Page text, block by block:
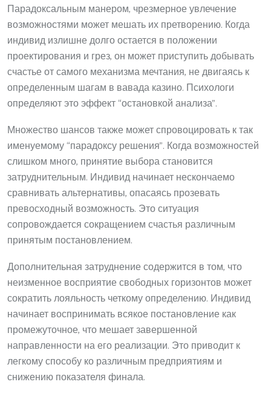
Парадоксальным манером, чрезмерное увлечение
возможностями может мешать их претворению. Когда
индивид излишне долго остается в положении
проектирования и грез, он может приступить добывать
счастье от самого механизма мечтания, не двигаясь к
определенным шагам в вавада казино. Психологи
определяют это эффект “остановкой анализа”.
Множество шансов также может спровоцировать к так
именуемому “парадоксу решения”. Когда возможностей
слишком много, принятие выбора становится
затруднительным. Индивид начинает нескончаемо
сравнивать альтернативы, опасаясь прозевать
превосходный возможность. Это ситуация
сопровождается сокращением счастья различным
принятым постановлением.
Дополнительная затруднение содержится в том, что
неизменное восприятие свободных горизонтов может
сократить лояльность четкому определению. Индивид
начинает воспринимать всякое постановление как
промежуточное, что мешает завершенной
направленности на его реализации. Это приводит к
легкому способу ко различным предприятиям и
снижению показателя финала.